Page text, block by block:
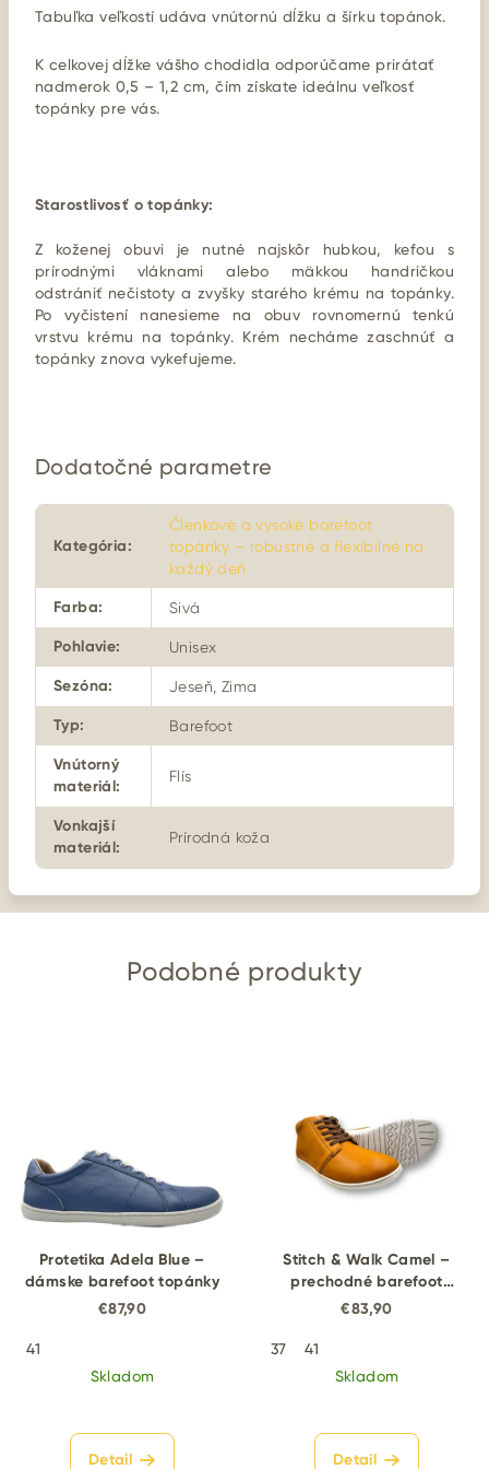
Tabuľka veľkostí udáva vnútornú dĺžku a šírku topánok.
K celkovej dĺžke vášho chodidla odporúčame prirátať
nadmerok 0,5 – 1,2 cm, čím získate ideálnu veľkosť
topánky pre vás.
Starostlivosť o topánky:
Z koženej obuvi je nutné najskôr hubkou, kefou s
prírodnými vláknami alebo mäkkou handričkou
odstrániť nečistoty a zvyšky starého krému na topánky.
Po vyčistení nanesieme na obuv rovnomernú tenkú
vrstvu krému na topánky. Krém necháme zaschnúť a
topánky znova vykefujeme.
Dodatočné parametre
Kategória:
Členkové a vysoké barefoot
topánky – robustné a flexibilné na
každý deň
Farba: Sivá
Pohlavie: Unisex
Sezóna: Jeseň, Zima
Typ: Barefoot
Vnútorný
materiál:
Flís
Vonkajší
materiál:
Prírodná koža
Podobné produkty
Protetika Adela Blue –
dámske barefoot topánky
€87,90
41
Skladom
Detail
Stitch & Walk Camel –
prechodné barefoot
topánky
€83,90
37
41
Skladom
Detail